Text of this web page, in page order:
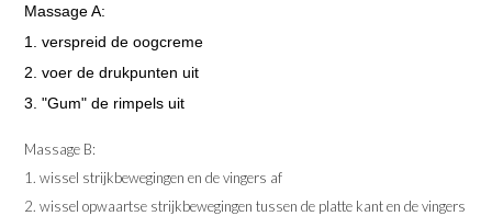
Massage A:
1. verspreid de oogcreme
2. voer de drukpunten uit
3. "Gum" de rimpels uit
Massage B:
1. wissel strijkbewegingen en de vingers af
2. wissel opwaartse strijkbewegingen tussen de platte kant en de vingers